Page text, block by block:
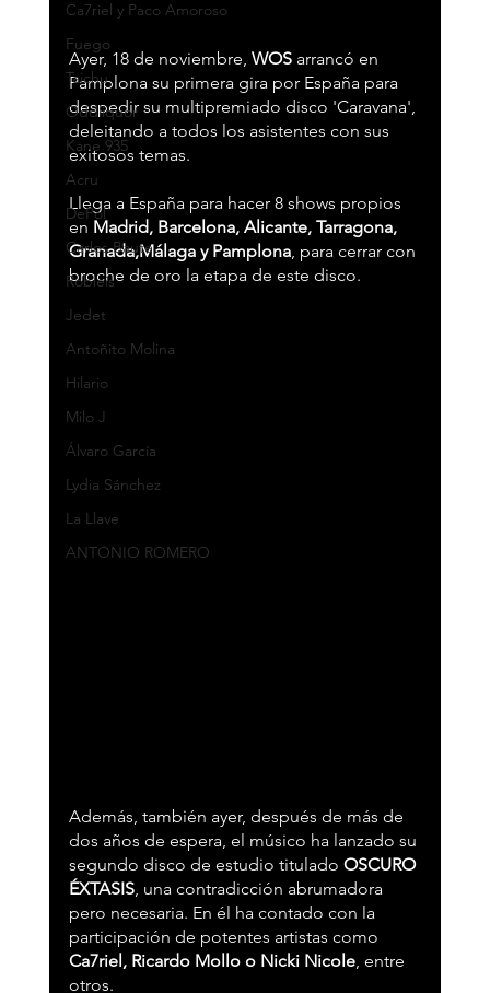
Ca7riel y Paco Amoroso
Fuego
Taichu
Oddliquor
Kane 935
Acru
DePol
Carlos Baute
Robleis
Jedet
Antoñito Molina
Hilario
Milo J
Álvaro García
Lydia Sánchez
La Llave
ANTONIO ROMERO
Ayer, 18 de noviembre, WOS arrancó en
Pamplona su primera gira por España para
despedir su multipremiado disco 'Caravana',
deleitando a todos los asistentes con sus
exitosos temas.
Llega a España para hacer 8 shows propios
en Madrid, Barcelona, Alicante, Tarragona,
Granada,Málaga y Pamplona, para cerrar con
broche de oro la etapa de este disco.
Además, también ayer, después de más de
dos años de espera, el músico ha lanzado su
segundo disco de estudio titulado OSCURO
ÉXTASIS, una contradicción abrumadora
pero necesaria. En él ha contado con la
participación de potentes artistas como
Ca7riel, Ricardo Mollo o Nicki Nicole, entre
otros.